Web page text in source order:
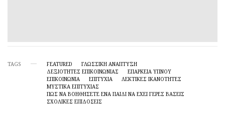
TAGS FEATURED
ΓΛΩΣΣΙΚΗ ΑΝΑΠΤΥΞΗ
ΔΕΞΙΌΤΗΤΕΣ ΕΠΙΚΟΙΝΩΝΊΑΣ
ΕΠΆΡΚΕΙΑ ΎΠΝΟΥ
ΕΠΙΚΟΙΝΩΝΙΑ
ΕΠΙΤΥΧΙΑ
ΛΕΚΤΙΚΈΣ ΙΚΑΝΌΤΗΤΕΣ
ΜΥΣΤΙΚΆ ΕΠΙΤΥΧΊΑΣ
ΠΏΣ ΝΑ ΒΟΗΘΉΣΕΤΕ ΈΝΑ ΠΑΙΔΊ ΝΑ ΈΧΕΙ ΓΕΡΈΣ ΒΆΣΕΙΣ
ΣΧΟΛΙΚΈΣ ΕΠΙΔΌΣΕΙΣ